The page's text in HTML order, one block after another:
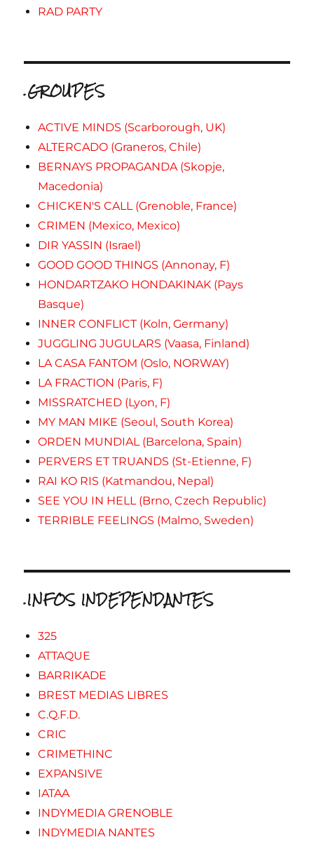
RAD PARTY
.GROUPES
ACTIVE MINDS (Scarborough, UK)
ALTERCADO (Graneros, Chile)
BERNAYS PROPAGANDA (Skopje,
Macedonia)
CHICKEN'S CALL (Grenoble, France)
CRIMEN (Mexico, Mexico)
DIR YASSIN (Israel)
GOOD GOOD THINGS (Annonay, F)
HONDARTZAKO HONDAKINAK (Pays
Basque)
INNER CONFLICT (Koln, Germany)
JUGGLING JUGULARS (Vaasa, Finland)
LA CASA FANTOM (Oslo, NORWAY)
LA FRACTION (Paris, F)
MISSRATCHED (Lyon, F)
MY MAN MIKE (Seoul, South Korea)
ORDEN MUNDIAL (Barcelona, Spain)
PERVERS ET TRUANDS (St-Etienne, F)
RAI KO RIS (Katmandou, Nepal)
SEE YOU IN HELL (Brno, Czech Republic)
TERRIBLE FEELINGS (Malmo, Sweden)
.INFOS INDEPENDANTES
325
ATTAQUE
BARRIKADE
BREST MEDIAS LIBRES
C.Q.F.D.
CRIC
CRIMETHINC
EXPANSIVE
IATAA
INDYMEDIA GRENOBLE
INDYMEDIA NANTES